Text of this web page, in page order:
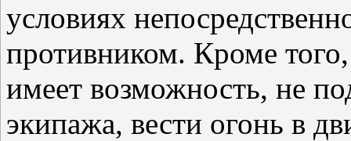
условиях
противником. Кроме
имеет возможность, не
экипажа, вести огонь в